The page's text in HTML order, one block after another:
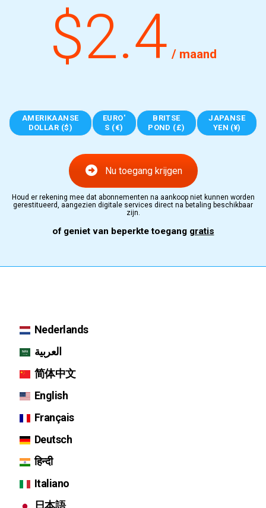
$2.4 / maand
AMERIKAANSE
DOLLAR ($)
EURO'
S (€)
BRITSE
POND (£)
JAPANSE
YEN (¥)
Nu toegang krijgen
Houd er rekening mee dat abonnementen na aankoop niet kunnen worden
gerestitueerd, aangezien digitale services direct na betaling beschikbaar
zijn.
of geniet van beperkte toegang gratis
Nederlands
العربية
简体中文
English
Français
Deutsch
हिन्दी
Italiano
日本語